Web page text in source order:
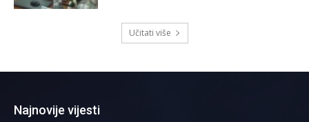
Učitati više
Najnovije vijesti